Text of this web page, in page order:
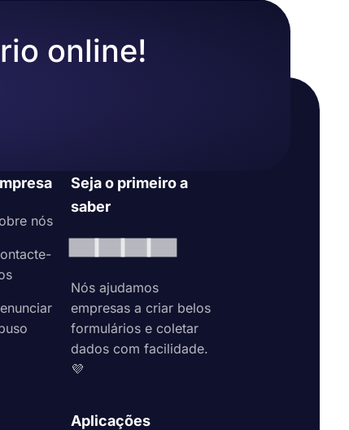
online!
nós
Seja o primeiro a
saber
Nós ajudamos
empresas a criar belos
formulários e coletar
dados com facilidade.
💜
Aplicações